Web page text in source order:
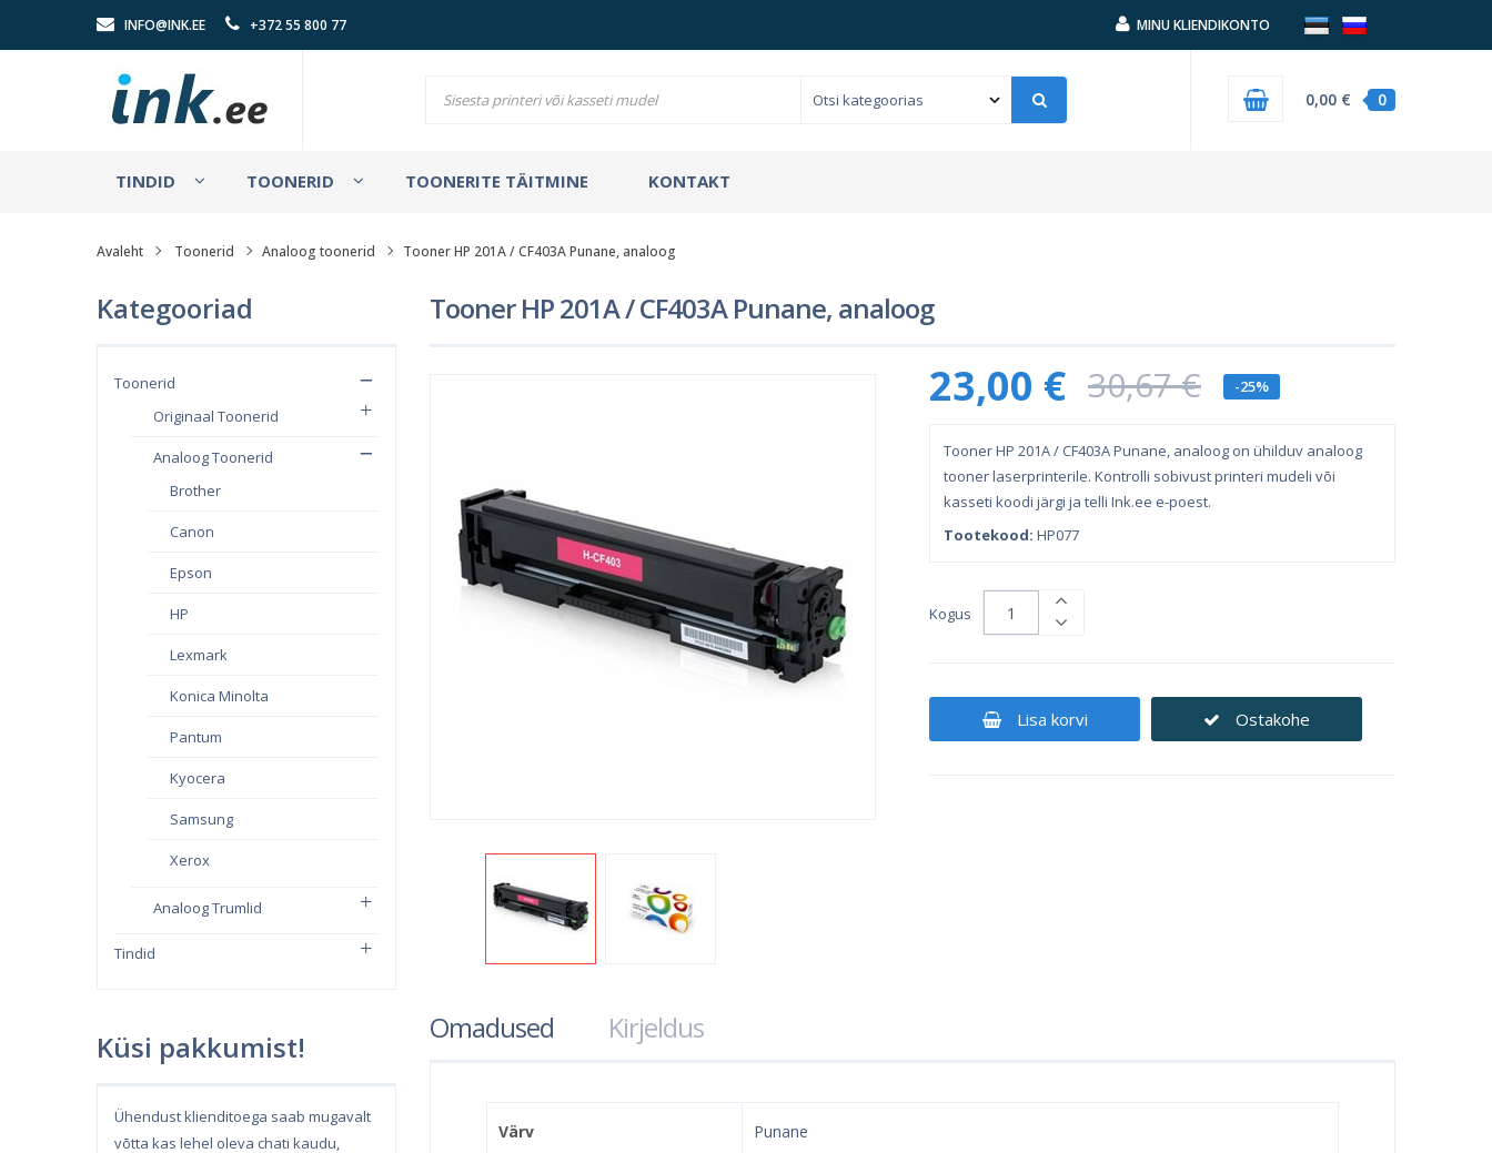
INFO@INK.EE +372 55 800 77 MINU KLIENDIKONTO
0
0,00 €
TINDID TOONERID TOONERITE TÄITMINE KONTAKT
Avaleht Toonerid Analoog toonerid Tooner HP 201A / CF403A Punane, analoog
Kategooriad
Toonerid
Originaal Toonerid
Analoog Toonerid
Brother
Canon
Epson
HP
Lexmark
Konica Minolta
Pantum
Kyocera
Samsung
Xerox
Analoog Trumlid
Tindid
Küsi pakkumist!
Ühendust klienditoega saab mugavalt
võtta kas lehel oleva chati kaudu,
Tooner HP 201A / CF403A Punane, analoog
23,00 € 30,67 € -25%
Tooner HP 201A / CF403A Punane, analoog on ühilduv analoog
tooner laserprinterile. Kontrolli sobivust printeri mudeli või
kasseti koodi järgi ja telli Ink.ee e-poest.
Tootekood: HP077
Kogus
Lisa korvi Ostakohe
Omadused Kirjeldus
Värv Punane